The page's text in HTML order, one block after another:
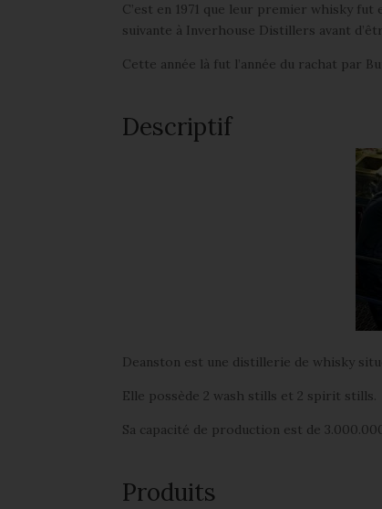
C’est en 1971 que leur premier whisky fut
suivante à Inverhouse Distillers avant
Cette année là fut l’année du rachat par
Descriptif
Deanston est une distillerie de whisky
Elle possède 2 wash stills et 2 spirit stills.
Sa capacité de production est de
Produits